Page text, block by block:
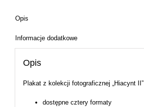
Opis
Informacje dodatkowe
Opis
Plakat z kolekcji fotograficznej „Hiacynt II”
dostępne cztery formaty